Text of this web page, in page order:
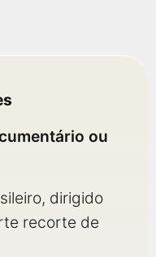
ou
dirigido
recorte de